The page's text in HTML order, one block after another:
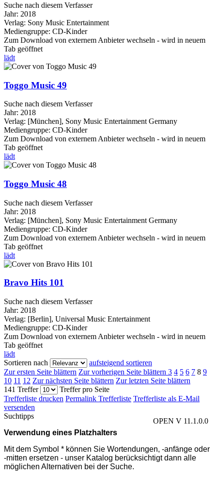
Suche nach diesem Verfasser
Jahr: 2018
Verlag: Sony Music Entertainment
Mediengruppe: CD-Kinder
Zum Download von externem Anbieter wechseln - wird in neuem
Tab geöffnet
lädt
Toggo Music 49
Suche nach diesem Verfasser
Jahr: 2018
Verlag: [München], Sony Music Entertainment Germany
Mediengruppe: CD-Kinder
Zum Download von externem Anbieter wechseln - wird in neuem
Tab geöffnet
lädt
Toggo Music 48
Suche nach diesem Verfasser
Jahr: 2018
Verlag: [München], Sony Music Entertainment Germany
Mediengruppe: CD-Kinder
Zum Download von externem Anbieter wechseln - wird in neuem
Tab geöffnet
lädt
Bravo Hits 101
Suche nach diesem Verfasser
Jahr: 2018
Verlag: [Berlin], Universal Music Entertainment
Mediengruppe: CD-Kinder
Zum Download von externem Anbieter wechseln - wird in neuem
Tab geöffnet
lädt
Sortieren nach
aufsteigend sortieren
Zur ersten Seite blättern Zur vorherigen Seite blättern 3 4 5 6 7 8 9
10 11 12 Zur nächsten Seite blättern Zur letzten Seite blättern
141 Treffer
Treffer pro Seite
Trefferliste drucken Permalink Trefferliste Trefferliste als E-Mail
versenden
OPEN V 11.1.0.0
Suchtipps
Verwendung eines Platzhalters
Mit dem Symbol * können Sie Wortendungen, -anfänge oder
-mitten ersetzen - unser Katalog berücksichtigt dann alle
möglichen Alternativen bei der Suche.